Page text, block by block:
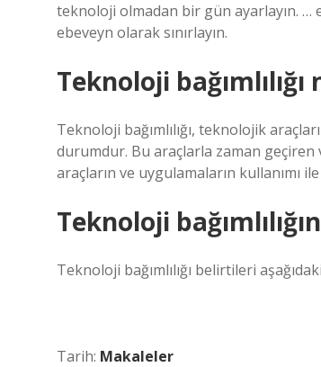
teknoloji olmadan bir gün ayarlayın. …
ebeveyn olarak sınırlayın.
Teknoloji bağımlılığı
Teknoloji bağımlılığı, teknolojik
durumdur. Bu araçlarla zaman geçiren
araçların ve uygulamaların kullanımı ile
Teknoloji
Teknoloji bağımlılığı belirtileri
Tarih: Makaleler